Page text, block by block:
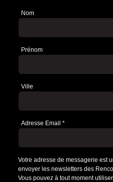
Newsletter
Nom
Prénom
Ville
Adresse Email *
Votre adresse de messagerie est
envoyer les newsletters des
Vous pouvez à tout moment